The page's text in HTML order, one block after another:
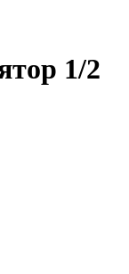
1/2